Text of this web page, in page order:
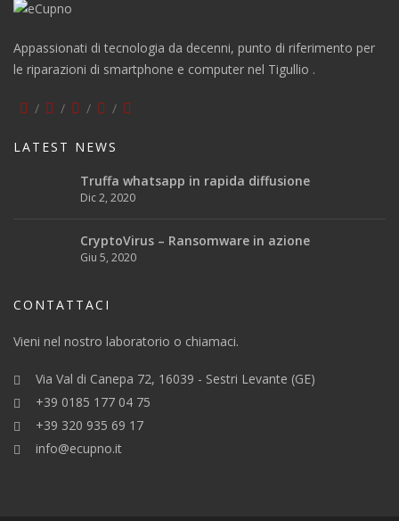
Appassionati di tecnologia da decenni, punto di riferimento per
le riparazioni di smartphone e computer nel Tigullio .
LATEST NEWS
Truffa whatsapp in rapida diffusione
Dic 2, 2020
CryptoVirus – Ransomware in azione
Giu 5, 2020
CONTATTACI
Vieni nel nostro laboratorio o chiamaci.
Via Val di Canepa 72, 16039 - Sestri Levante (GE)
+39 0185 177 04 75
+39 320 935 69 17
info@ecupno.it